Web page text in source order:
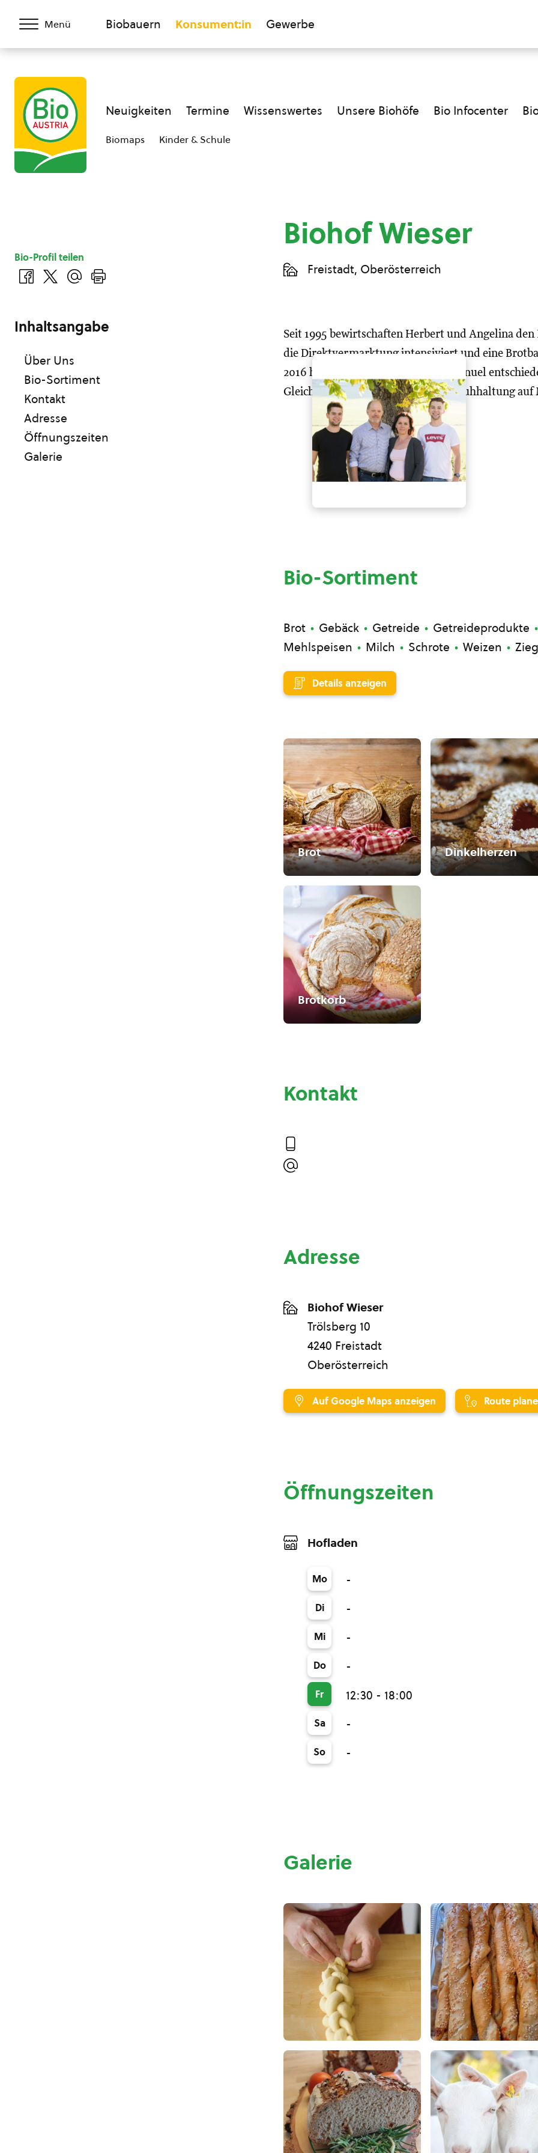
Menü Biobauern Konsument:in Gewerbe
Neuigkeiten Termine Wissenswertes Unsere Biohöfe Bio Infocenter
Biomaps Kinder & Schule
Biohof Wieser
Freistadt, Oberösterreich
Seit 1995 bewirtschaften Herbert und Angelina
die Direktvermarktung intensiviert und eine
2016 hat sich unser ältester Sohn Manuel
Gleichzeitig stiegen wir von Mutterkuhhaltung
Bio-Sortiment
Brot Gebäck Getreide
Getreideprodukte
Mehlspeisen
Milch Schrote Weizen
Details anzeigen
Brot Dinkelherzen
Brotkorb
Kontakt
Adresse
Biohof Wieser
Trölsberg 10
4240 Freistadt
Oberösterreich
Auf Google Maps anzeigen Route
Öffnungszeiten
Hofladen
Mo -
Di -
Mi -
Do -
Fr 12:30 - 18:00
Sa -
So -
Galerie
Bio-Profil teilen
Inhaltsangabe
Über Uns
Bio-Sortiment
Kontakt
Adresse
Öffnungszeiten
Galerie